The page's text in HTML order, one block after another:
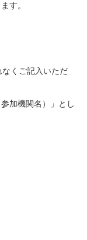
す。
くご記入いただ
加機関名）」とし